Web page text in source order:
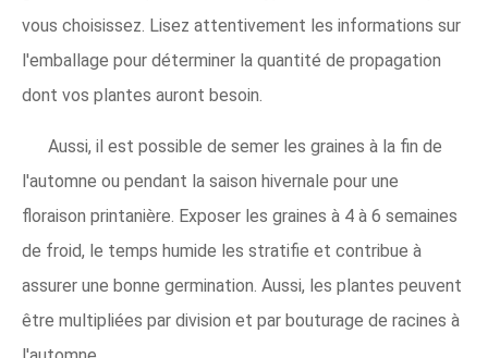
vous choisissez. Lisez attentivement les informations sur
l'emballage pour déterminer la quantité de propagation
dont vos plantes auront besoin.
Aussi, il est possible de semer les graines à la fin de
l'automne ou pendant la saison hivernale pour une
floraison printanière. Exposer les graines à 4 à 6 semaines
de froid, le temps humide les stratifie et contribue à
assurer une bonne germination. Aussi, les plantes peuvent
être multipliées par division et par bouturage de racines à